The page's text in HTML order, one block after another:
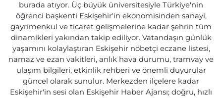
burada atıyor. Üç büyük üniversitesiyle Türkiye'nin
öğrenci başkenti Eskişehir'in ekonomisinden sanayi,
gayrimenkul ve ticaret gelişmelerine kadar şehrin tüm
dinamikleri yakından takip ediliyor. Vatandaşın günlük
yaşamını kolaylaştıran Eskişehir nöbetçi eczane listesi,
namaz ve ezan vakitleri, anlık hava durumu, tramvay ve
ulaşım bilgileri, etkinlik rehberi ve önemli duyurular
güncel olarak sunulur. Merkezden ilçelere kadar
Eskişehir'in sesi olan Eskişehir Haber Ajansı; doğru, hızlı